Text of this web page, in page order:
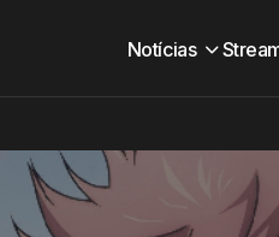
Notícias